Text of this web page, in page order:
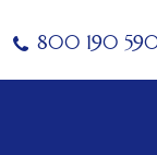
800 190